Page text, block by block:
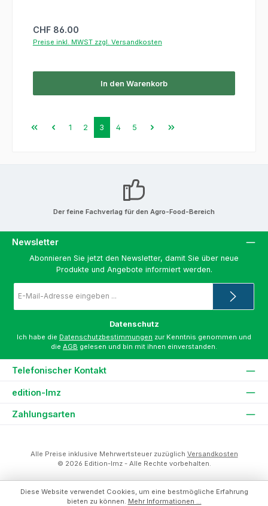
Regulärer Preis:
CHF 86.00
Preise inkl. MWST zzgl. Versandkosten
In den Warenkorb
Seite
1 Seite
2 Seite
3 Seite
4 Seite
5
Der feine Fachverlag für den Agro-Food-Bereich
Newsletter
Abonnieren Sie jetzt den Newsletter, damit Sie über neue
Produkte und Angebote informiert werden.
Mail-
*
Datenschutz
Ich habe die Datenschutzbestimmungen zur Kenntnis genommen und
die AGB gelesen und bin mit ihnen einverstanden.
Telefonischer Kontakt
edition-lmz
Zahlungsarten
Alle Preise inklusive Mehrwertsteuer zuzüglich Versandkosten
© 2026 Edition-lmz - Alle Rechte vorbehalten.
Diese Website verwendet Cookies, um eine bestmögliche Erfahrung
bieten zu können. Mehr Informationen ...